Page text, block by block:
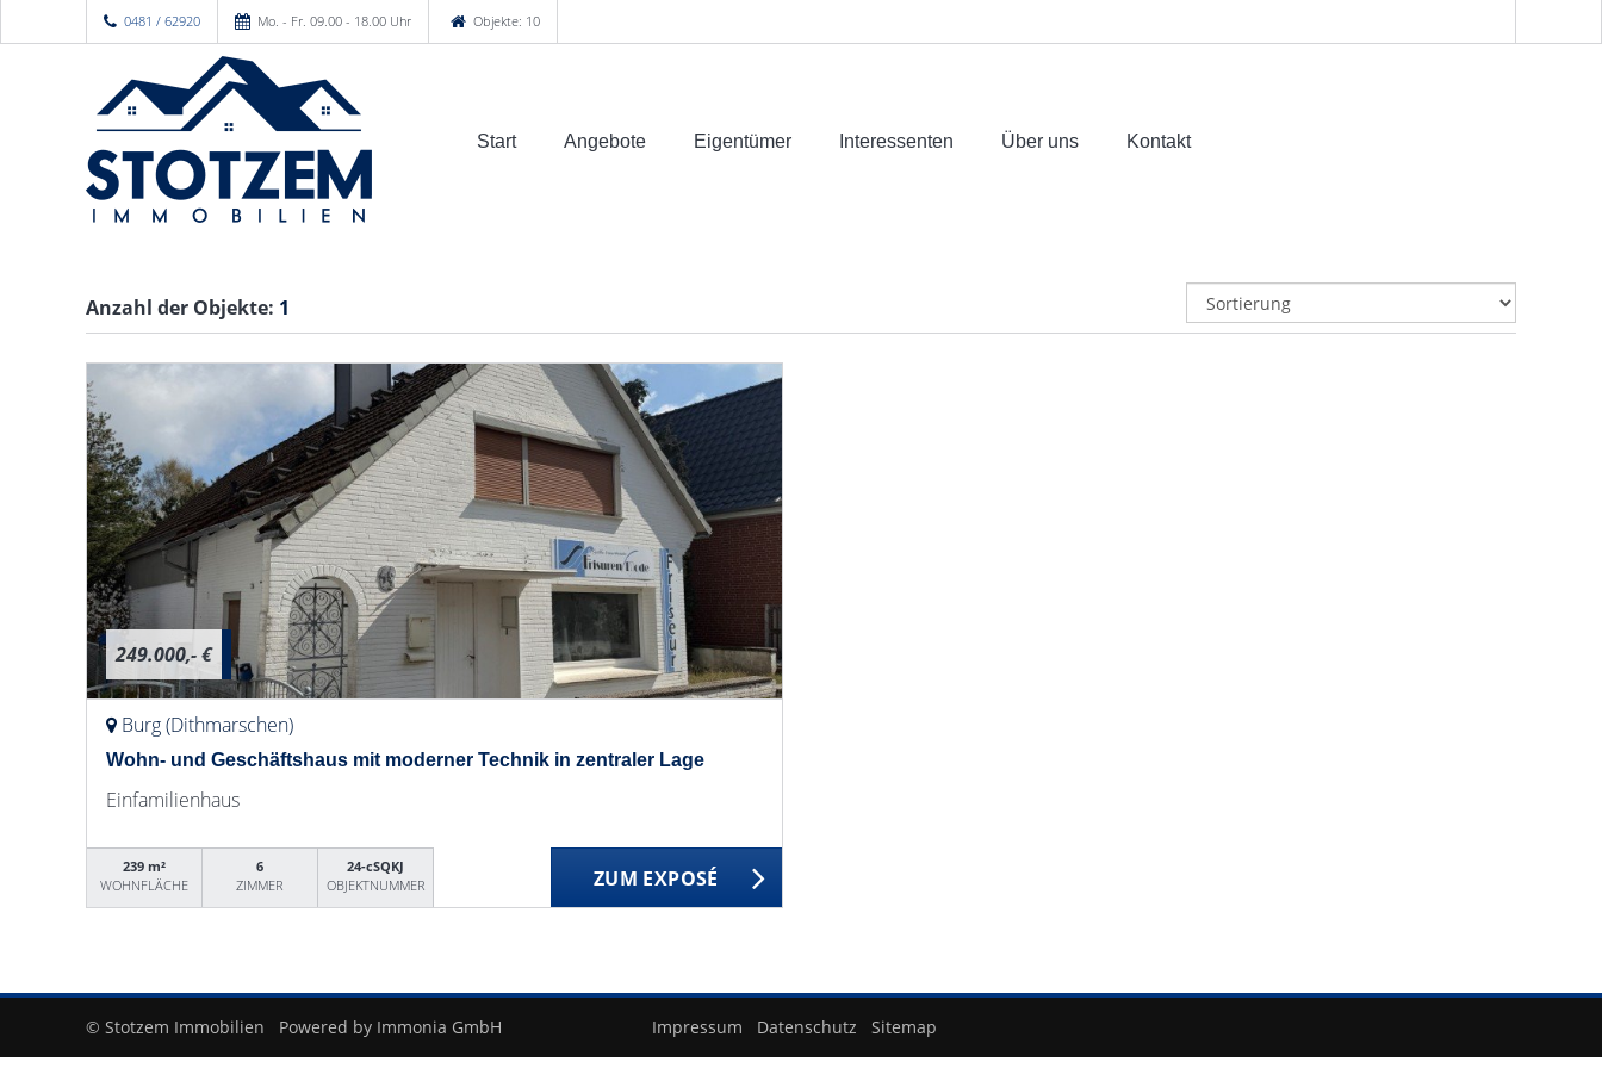
0481 / 62920 Mo. - Fr. 09.00 - 18.00 Uhr Objekte: 10
Start Angebote Eigentümer Interessenten Über uns Kontakt
Anzahl der Objekte: 1
249.000,- €
Burg (Dithmarschen)
Wohn- und Geschäftshaus mit moderner Technik in zentraler Lage
Einfamilienhaus
239 m²
WOHNFLÄCHE
6
ZIMMER
24-cSQKJ
OBJEKTNUMMER
ZUM EXPOSÉ
© Stotzem Immobilien Powered by Immonia GmbH Impressum Datenschutz Sitemap